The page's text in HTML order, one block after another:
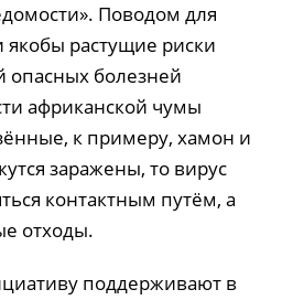
Поводом для
якобы растущие риски
опасных болезней
африканской чумы
к примеру, хамон и
заражены, то вирус
контактным путём, а
отходы.
поддерживают в